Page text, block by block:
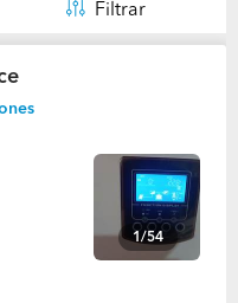
Filtrar
1/54